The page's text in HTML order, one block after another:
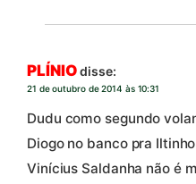
PLÍNIOdisse:
21 de outubro de 2014 às 10:31
Dudu como segundo
Diogo no banco pra
Vinícius Saldanha não é